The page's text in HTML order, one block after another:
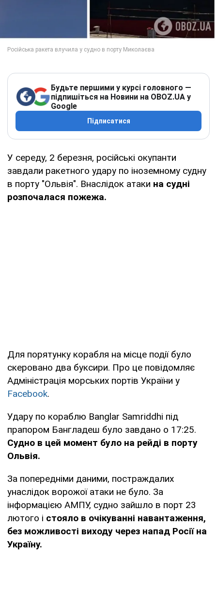
Будьте першими у курсі головного —
підпишіться на Новини на OBOZ.UA у
Google
Підписатися
У середу, 2 березня, російські окупанти
завдали ракетного удару по іноземному судну
в порту "Ольвія". Внаслідок атаки на судні
розпочалася пожежа.
Для порятунку корабля на місце події було
скеровано два буксири. Про це повідомляє
Адміністрація морських портів України у
Facebook.
Удару по кораблю Banglar Samriddhi під
прапором Бангладеш було завдано о 17:25.
Судно в цей момент було на рейді в порту
Ольвія.
За попередніми даними, постраждалих
унаслідок ворожої атаки не було. За
інформацією АМПУ, судно зайшло в порт 23
лютого і стояло в очікуванні навантаження,
без можливості виходу через напад Росії на
Україну.